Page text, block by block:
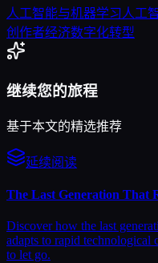
人工智能与机器学习人工
创作者经济数字化转型
继续您的旅程
基于本文的精选推荐
延续阅读
The Last Generation That
Discover how the last
adapts to rapid technological
to let go.